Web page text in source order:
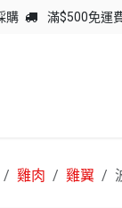
購 滿$500免運
雞肉 雞翼